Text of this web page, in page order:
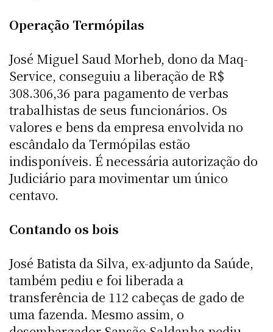
Operação Termópilas
José Miguel Saud Morheb, dono da Maq-
Service, conseguiu a liberação de R$
308.306,36 para pagamento de verbas
trabalhistas de seus funcionários. Os
valores e bens da empresa envolvida no
escândalo da Termópilas estão
indisponíveis. É necessária autorização do
Judiciário para movimentar um único
centavo.
Contando os bois
José Batista da Silva, ex-adjunto da Saúde,
também pediu e foi liberada a
transferência de 112 cabeças de gado de
uma fazenda. Mesmo assim, o